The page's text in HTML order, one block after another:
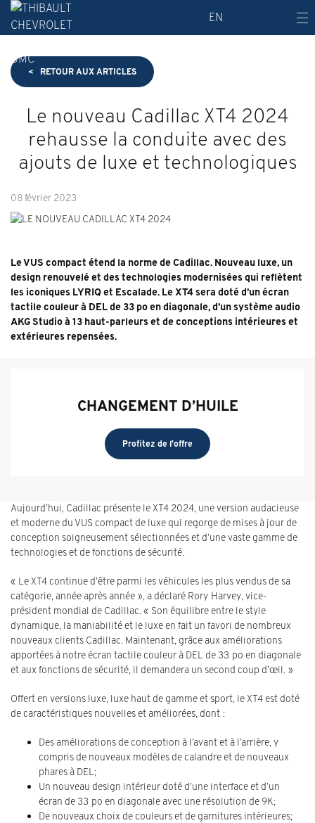
EN
< RETOUR AUX ARTICLES
Le nouveau Cadillac XT4 2024
rehausse la conduite avec des
ajouts de luxe et technologiques
08 février 2023
Le VUS compact étend la norme de Cadillac. Nouveau luxe, un
design renouvelé et des technologies modernisées qui reflètent
les iconiques LYRIQ et Escalade. Le XT4 sera doté d’un écran
tactile couleur à DEL de 33 po en diagonale, d’un système audio
AKG Studio à 13 haut-parleurs et de conceptions intérieures et
extérieures repensées.
CHANGEMENT D’HUILE
Profitez de l'offre
Aujourd’hui, Cadillac présente le XT4 2024, une version audacieuse
et moderne du VUS compact de luxe qui regorge de mises à jour de
conception soigneusement sélectionnées et d’une vaste gamme de
technologies et de fonctions de sécurité.
« Le XT4 continue d’être parmi les véhicules les plus vendus de sa
catégorie, année après année », a déclaré Rory Harvey, vice-
président mondial de Cadillac. « Son équilibre entre le style
dynamique, la maniabilité et le luxe en fait un favori de nombreux
nouveaux clients Cadillac. Maintenant, grâce aux améliorations
apportées à notre écran tactile couleur à DEL de 33 po en diagonale
et aux fonctions de sécurité, il demandera un second coup d’œil. »
Offert en versions luxe, luxe haut de gamme et sport, le XT4 est doté
de caractéristiques nouvelles et améliorées, dont :
Des améliorations de conception à l’avant et à l’arrière, y
compris de nouveaux modèles de calandre et de nouveaux
phares à DEL;
Un nouveau design intérieur doté d’une interface et d’un
écran de 33 po en diagonale avec une résolution de 9K;
De nouveaux choix de couleurs et de garnitures intérieures;